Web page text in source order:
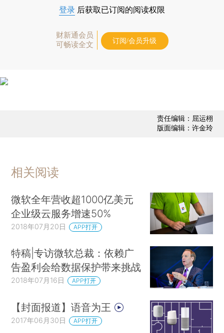
登录 后获取已订阅的阅读权限
财新通会员
可畅读全文
订阅/会员升级
责任编辑：屈运栩
版面编辑：许金玲
相关阅读
微软全年营收超1000亿美元
企业级云服务增速50%
2018年07月20日 APP打开
特稿|专访微软总裁：依赖广
告盈利会给数据保护带来挑战
2018年07月16日 APP打开
【封面报道】语音为王
2017年06月30日 APP打开